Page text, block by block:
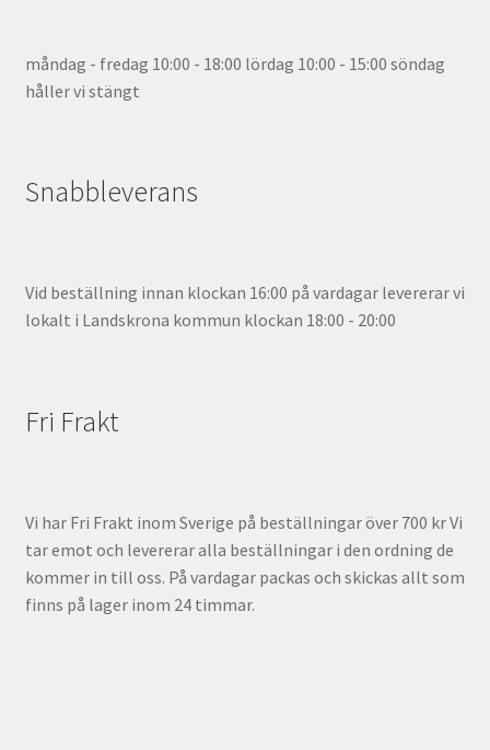
måndag - fredag 10:00 - 18:00 lördag 10:00 - 15:00 söndag
håller vi stängt
Snabbleverans
Vid beställning innan klockan 16:00 på vardagar levererar vi
lokalt i Landskrona kommun klockan 18:00 - 20:00
Fri Frakt
Vi har Fri Frakt inom Sverige på beställningar över 700 kr Vi
tar emot och levererar alla beställningar i den ordning de
kommer in till oss. På vardagar packas och skickas allt som
finns på lager inom 24 timmar.